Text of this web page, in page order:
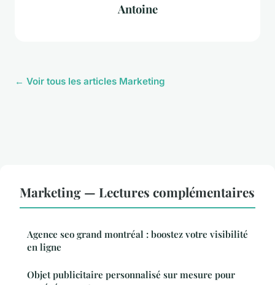
Antoine
← Voir tous les articles Marketing
Marketing — Lectures complémentaires
Agence seo grand montréal : boostez votre visibilité
en ligne
Objet publicitaire personnalisé sur mesure pour